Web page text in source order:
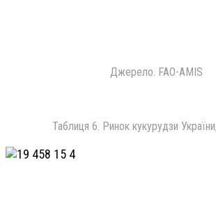
Джерело. FAO-AMIS
Таблиця 6. Ринок кукурудзи